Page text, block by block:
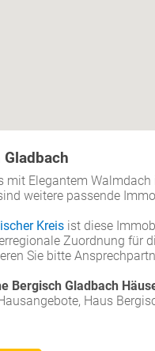
mit Elegantem
weitere passende
Kreis ist diese
Zuordnung für
Sie bitte
Bergisch Gladbach
Haus